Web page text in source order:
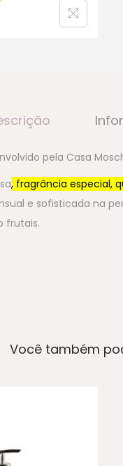
pela Casa
, fragrância especial,
e sofisticada na
frutais.
Você também